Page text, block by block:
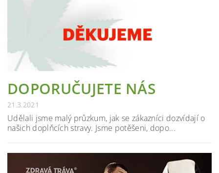
DOPORUČUJETE NÁS
21.3.2021
Udělali jsme malý průzkum, jak se zákazníci dozvídají o
našich doplňcích stravy. Jsme potěšeni, dopo...